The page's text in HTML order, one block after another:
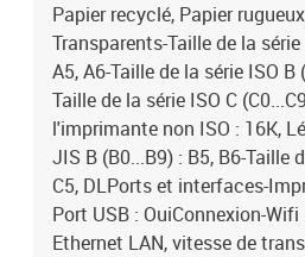
Papier recyclé, Papier
Transparents-Taille de la
A5, A6-Taille de la série ISO B
Taille de la série ISO C
l'imprimante non ISO : 16K,
JIS B (B0...B9) : B5, B6-Taille
C5, DLPorts et interfaces-
Port USB : OuiConnexion-
Ethernet LAN, vitesse de